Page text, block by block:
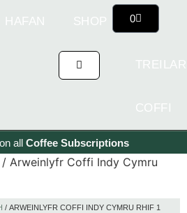
HAFAN SHOP Y
TREILAR
COFFI
0
on all Coffee Subscriptions
/ Arweinlyfr Coffi Indy Cymru
/ ARWEINLYFR COFFI INDY CYMRU RHIF 1